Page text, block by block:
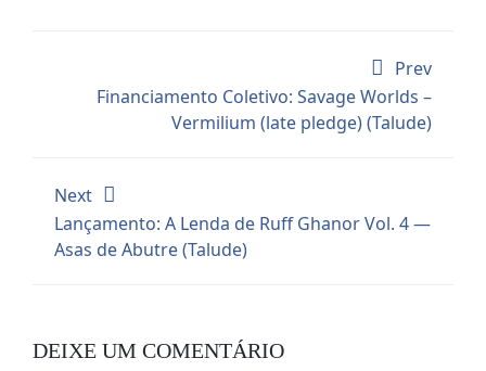
Prev
Financiamento Coletivo: Savage Worlds –
Vermilium (late pledge) (Talude)
Next
Lançamento: A Lenda de Ruff Ghanor Vol. 4 —
Asas de Abutre (Talude)
DEIXE UM COMENTÁRIO